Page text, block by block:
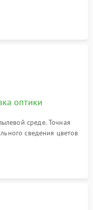
нового цветового
поляризационных
оптики
среде. Точная
сведения цветов
подключение всех
корпуса